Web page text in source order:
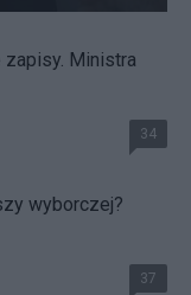
zapisy. Ministra
34
wyborczej?
37